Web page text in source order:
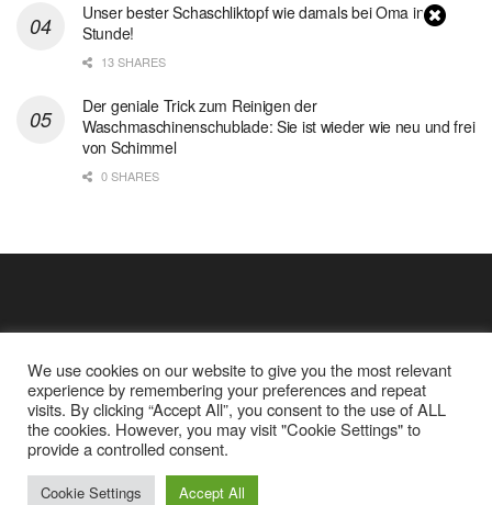
Unser bester Schaschliktopf wie damals bei Oma in 1
Stunde!
13 SHARES
Der geniale Trick zum Reinigen der
Waschmaschinenschublade: Sie ist wieder wie neu und frei
von Schimmel
0 SHARES
Cookie Policy
Datenschutz
Google Analytics und Cookie Dateien
© 2025Einfache Rezept
We use cookies on our website to give you the most relevant
experience by remembering your preferences and repeat
visits. By clicking “Accept All”, you consent to the use of ALL
the cookies. However, you may visit "Cookie Settings" to
provide a controlled consent.
Cookie Settings Accept All